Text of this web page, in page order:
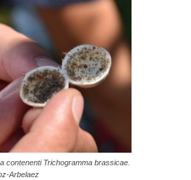
contenenti Trichogramma brassicae.
Arbelaez